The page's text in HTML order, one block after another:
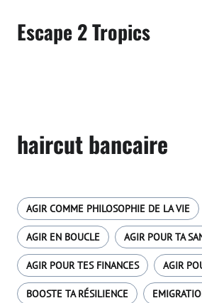
Escape 2 Tropics
haircut bancaire
AGIR COMME PHILOSOPHIE DE LA VIE
AGIR EN BOUCLE AGIR POUR TA
AGIR POUR TES FINANCES AGIR
BOOSTE TA RÉSILIENCE